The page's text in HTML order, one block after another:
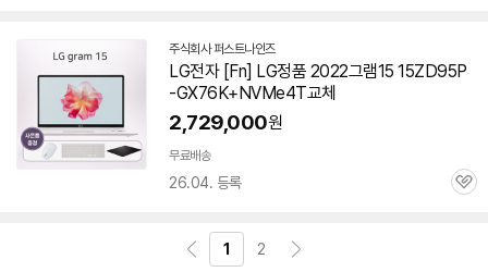
주식회사 퍼스트나인즈네
이
버
페
이
LG전자 [Fn] LG정품 2022그램15 15ZD95P
-GX76K+NVMe4T교체
2,729,000원
무료배송
26.04. 등록
관
1 2